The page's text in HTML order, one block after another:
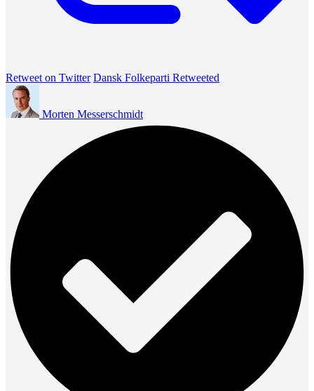
Retweet on Twitter Dansk Folkeparti Retweeted
Morten Messerschmidt